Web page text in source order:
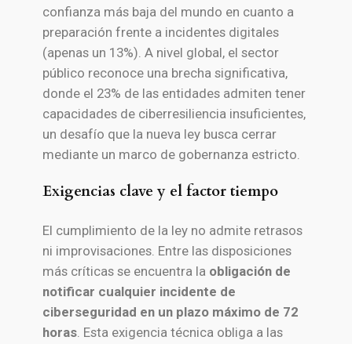
confianza más baja del mundo en cuanto a
preparación frente a incidentes digitales
(apenas un 13%). A nivel global, el sector
público reconoce una brecha significativa,
donde el 23% de las entidades admiten tener
capacidades de ciberresiliencia insuficientes,
un desafío que la nueva ley busca cerrar
mediante un marco de gobernanza estricto.
Exigencias clave y el factor tiempo
El cumplimiento de la ley no admite retrasos
ni improvisaciones. Entre las disposiciones
más críticas se encuentra la obligación de
notificar cualquier incidente de
ciberseguridad en un plazo máximo de 72
horas. Esta exigencia técnica obliga a las